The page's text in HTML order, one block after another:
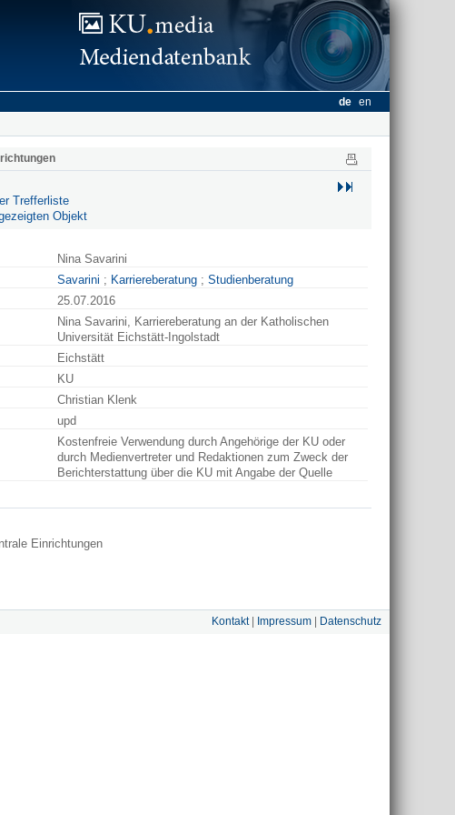
de en
Trefferliste
Objekt
Nina Savarini
Savarini ; Karriereberatung ; Studienberatung
25.07.2016
Nina Savarini, Karriereberatung an der Katholischen
Universität Eichstätt-Ingolstadt
Eichstätt
KU
Christian Klenk
upd
Kostenfreie Verwendung durch Angehörige der KU oder
durch Medienvertreter und Redaktionen zum Zweck der
Berichterstattung über die KU mit Angabe der Quelle
Einrichtungen
Kontakt| Impressum Datenschutz